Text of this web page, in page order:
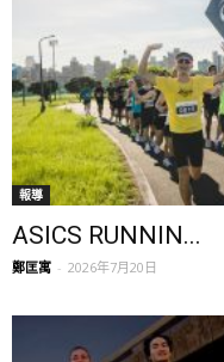
報導
ASICS RUNNIN...
鄭匡寓 - 2026年7月20日